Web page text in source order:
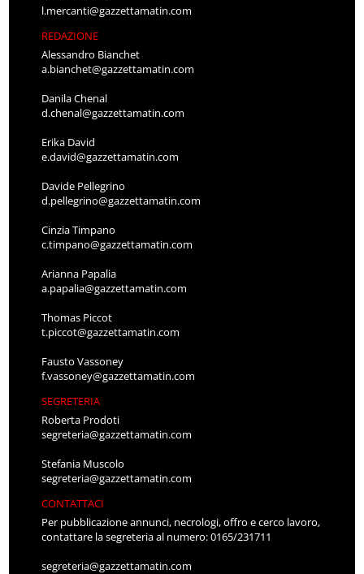
l.mercanti@gazzettamatin.com
REDAZIONE
Alessandro Bianchet
a.bianchet@gazzettamatin.com
Danila Chenal
d.chenal@gazzettamatin.com
Erika David
e.david@gazzettamatin.com
Davide Pellegrino
d.pellegrino@gazzettamatin.com
Cinzia Timpano
c.timpano@gazzettamatin.com
Arianna Papalia
a.papalia@gazzettamatin.com
Thomas Piccot
t.piccot@gazzettamatin.com
Fausto Vassoney
f.vassoney@gazzettamatin.com
SEGRETERIA
Roberta Prodoti
segreteria@gazzettamatin.com
Stefania Muscolo
segreteria@gazzettamatin.com
CONTATTACI
Per pubblicazione annunci, necrologi, offro e cerco lavoro,
contattare la segreteria al numero: 0165/231711
segreteria@gazzettamatin.com